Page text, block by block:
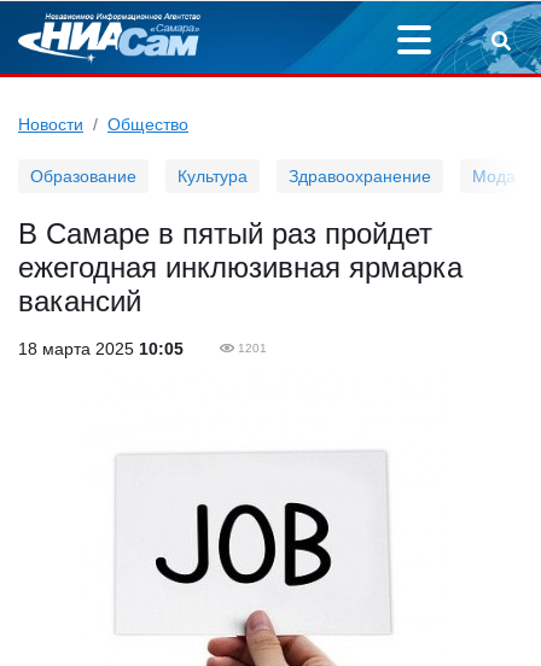
Новости Общество
Образование Культура Здравоохранение Мода
В Самаре в пятый раз пройдет
ежегодная инклюзивная ярмарка
вакансий
18 марта 2025 10:05 1201